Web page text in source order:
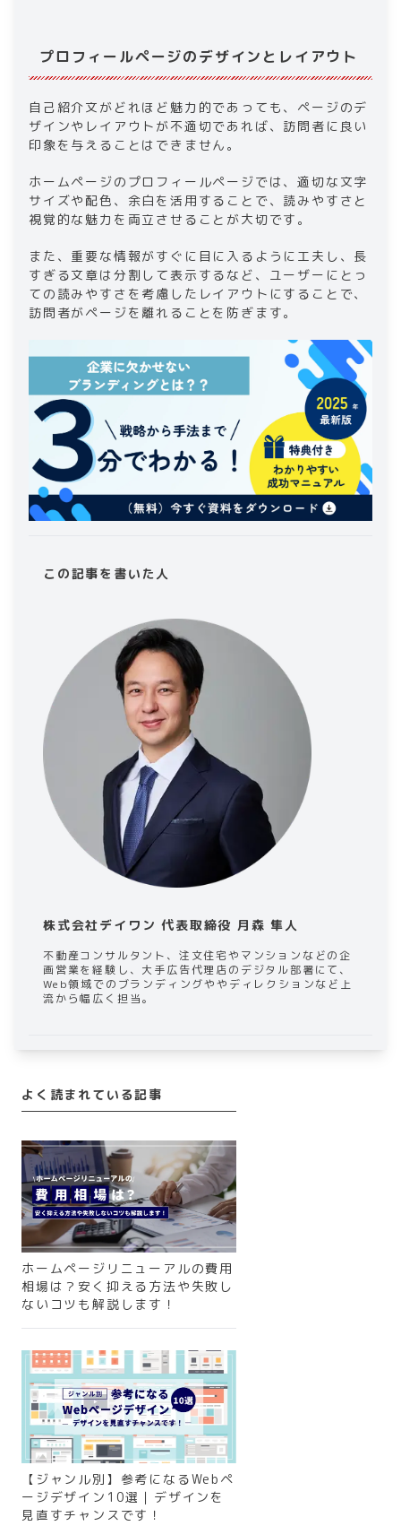
プロフィールページのデザインとレイアウト​
​​自己紹介文がどれほど魅力的であっても、ページのデ
ザインやレイアウトが不適切であれば、訪問者に良い
印象を与えることはできません。
​​ホームページ​​のプロフィールページでは、適切な文字
サイズや配色、余白を活用することで、読みやすさと
視覚的な魅力を両立させることが大切です。
また、重要な情報がすぐに目に入るように工夫し、長
すぎる文章は分割して表示するなど、ユーザーにとっ
ての読みやすさを考慮したレイアウトにすることで、
訪問者がページを離れることを防ぎます。​
この記事を書いた人
株式会社デイワン 代表取締役 月森 隼人
不動産コンサルタント、注文住宅やマンションなどの企
画営業を経験し、大手広告代理店のデジタル部署にて、
Web領域でのブランディングややディレクションなど上
流から幅広く担当。
よく読まれている記事
ホームページリニューアルの費用
相場は？安く抑える方法や失敗し
ないコツも解説します！
【ジャンル別】参考になるWebペ
ージデザイン10選｜デザインを
見直すチャンスです！